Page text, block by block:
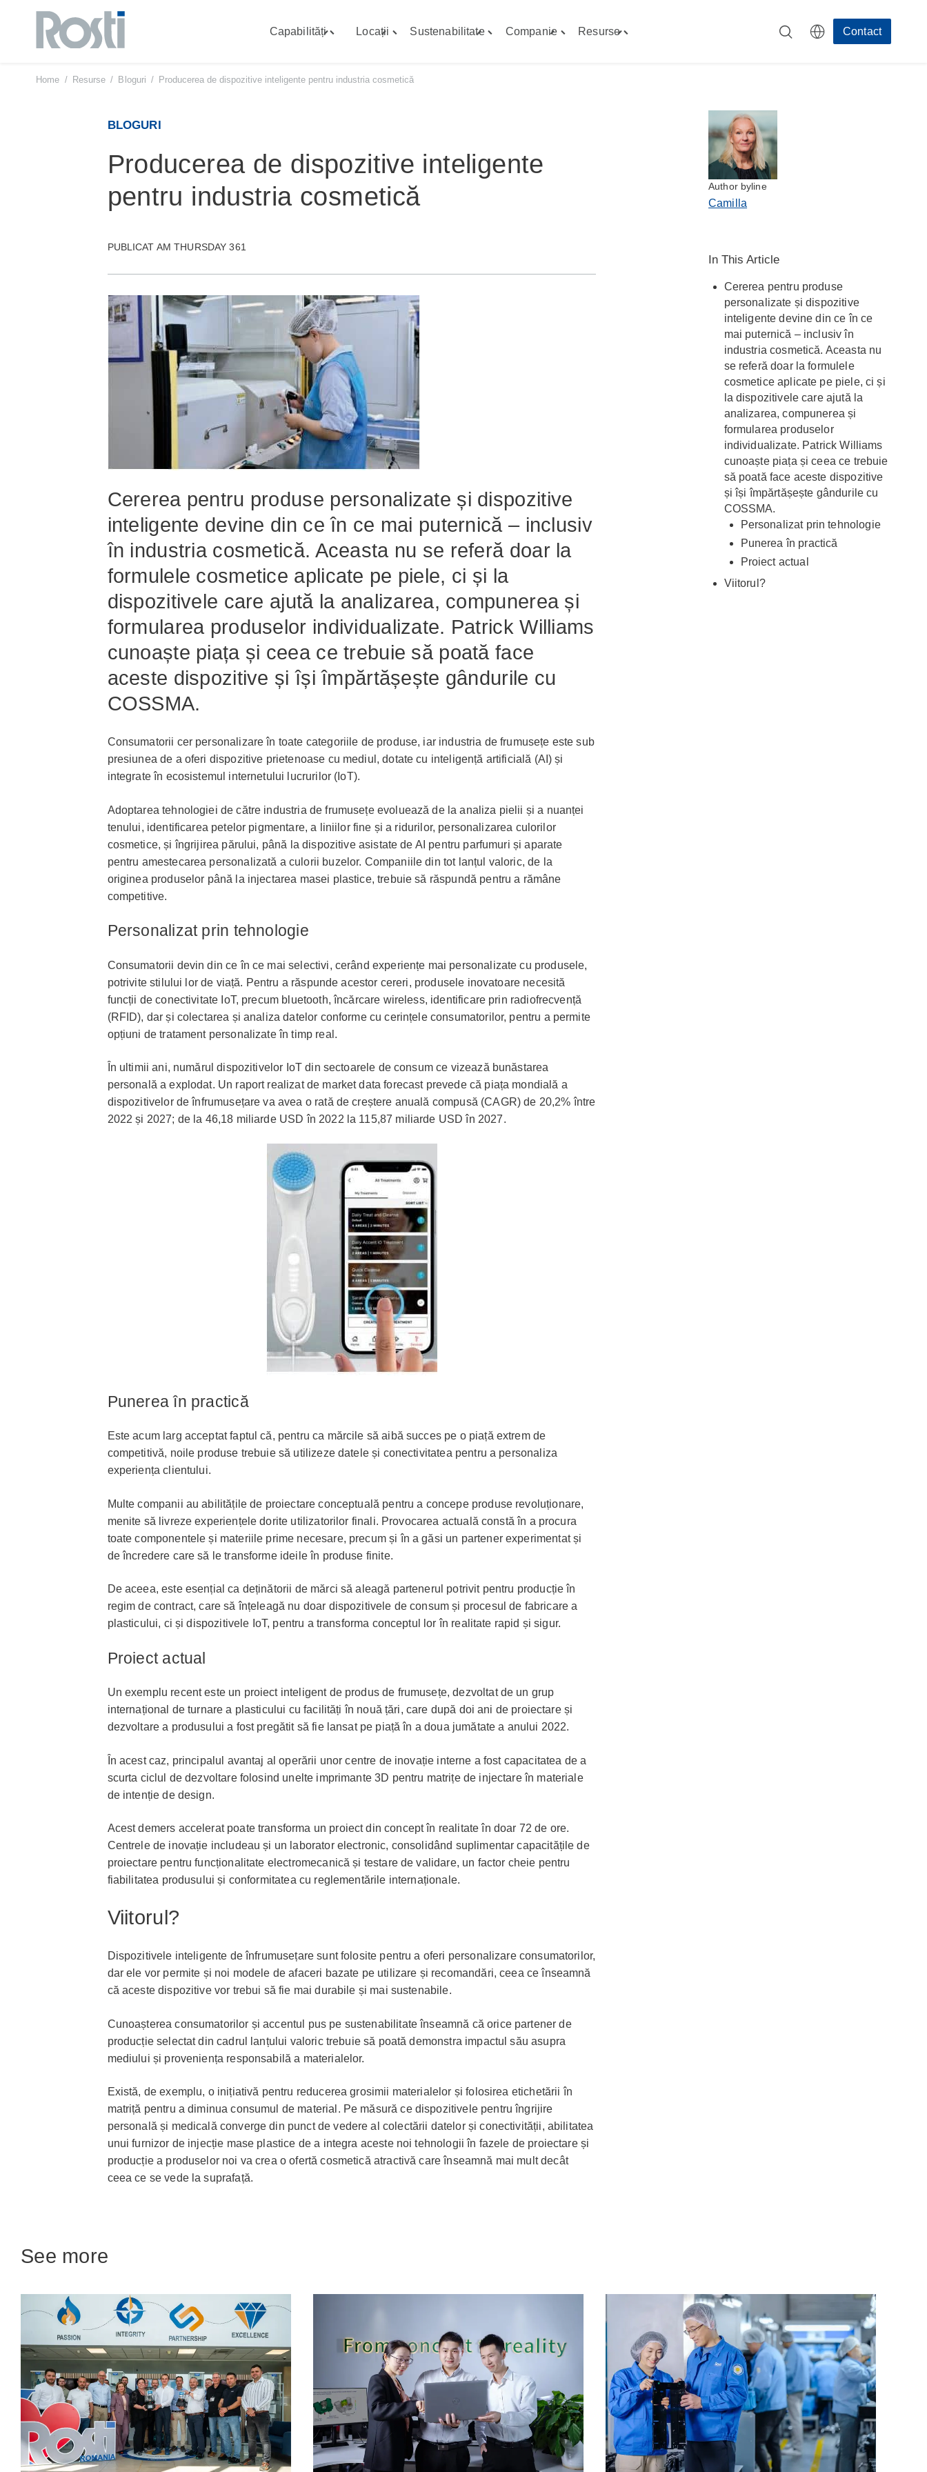
Sari
Capabilități
Toggle
Locații
Toggle
Sustenabilitate
Toggle
Companie
Toggle
Resurse Contact
Home / Resurse / Bloguri / Producerea de dispozitive inteligente pentru industria cosmetică
BLOGURI
Producerea de dispozitive inteligente
pentru industria cosmetică
PUBLICAT AM THURSDAY 361
Cererea pentru produse personalizate și dispozitive
inteligente devine din ce în ce mai puternică – inclusiv
în industria cosmetică. Aceasta nu se referă doar la
formulele cosmetice aplicate pe piele, ci și la
dispozitivele care ajută la analizarea, compunerea și
formularea produselor individualizate. Patrick Williams
cunoaște piața și ceea ce trebuie să poată face
aceste dispozitive și își împărtășește gândurile cu
COSSMA.
Consumatorii cer personalizare în toate categoriile de produse, iar industria de frumusețe este sub
presiunea de a oferi dispozitive prietenoase cu mediul, dotate cu inteligență artificială (AI) și
integrate în ecosistemul internetului lucrurilor (IoT).
Adoptarea tehnologiei de către industria de frumusețe evoluează de la analiza pielii și a nuanței
tenului, identificarea petelor pigmentare, a liniilor fine și a ridurilor, personalizarea culorilor
cosmetice, și îngrijirea părului, până la dispozitive asistate de AI pentru parfumuri și aparate
pentru amestecarea personalizată a culorii buzelor. Companiile din tot lanțul valoric, de la
originea produselor până la injectarea masei plastice, trebuie să răspundă pentru a rămâne
competitive.
Personalizat prin tehnologie
Consumatorii devin din ce în ce mai selectivi, cerând experiențe mai personalizate cu produsele,
potrivite stilului lor de viață. Pentru a răspunde acestor cereri, produsele inovatoare necesită
funcții de conectivitate IoT, precum bluetooth, încărcare wireless, identificare prin radiofrecvență
(RFID), dar și colectarea și analiza datelor conforme cu cerințele consumatorilor, pentru a permite
opțiuni de tratament personalizate în timp real.
În ultimii ani, numărul dispozitivelor IoT din sectoarele de consum ce vizează bunăstarea
personală a explodat. Un raport realizat de market data forecast prevede că piața mondială a
dispozitivelor de înfrumusețare va avea o rată de creștere anuală compusă (CAGR) de 20,2% între
2022 și 2027; de la 46,18 miliarde USD în 2022 la 115,87 miliarde USD în 2027.
Punerea în practică
Este acum larg acceptat faptul că, pentru ca mărcile să aibă succes pe o piață extrem de
competitivă, noile produse trebuie să utilizeze datele și conectivitatea pentru a personaliza
experiența clientului.
Multe companii au abilitățile de proiectare conceptuală pentru a concepe produse revoluționare,
menite să livreze experiențele dorite utilizatorilor finali. Provocarea actuală constă în a procura
toate componentele și materiile prime necesare, precum și în a găsi un partener experimentat și
de încredere care să le transforme ideile în produse finite.
De aceea, este esențial ca deținătorii de mărci să aleagă partenerul potrivit pentru producție în
regim de contract, care să înțeleagă nu doar dispozitivele de consum și procesul de fabricare a
plasticului, ci și dispozitivele IoT, pentru a transforma conceptul lor în realitate rapid și sigur.
Proiect actual
Un exemplu recent este un proiect inteligent de produs de frumusețe, dezvoltat de un grup
internațional de turnare a plasticului cu facilități în nouă țări, care după doi ani de proiectare și
dezvoltare a produsului a fost pregătit să fie lansat pe piață în a doua jumătate a anului 2022.
În acest caz, principalul avantaj al operării unor centre de inovație interne a fost capacitatea de a
scurta ciclul de dezvoltare folosind unelte imprimante 3D pentru matrițe de injectare în materiale
de intenție de design.
Acest demers accelerat poate transforma un proiect din concept în realitate în doar 72 de ore.
Centrele de inovație includeau și un laborator electronic, consolidând suplimentar capacitățile de
proiectare pentru funcționalitate electromecanică și testare de validare, un factor cheie pentru
fiabilitatea produsului și conformitatea cu reglementările internaționale.
Viitorul?
Dispozitivele inteligente de înfrumusețare sunt folosite pentru a oferi personalizare consumatorilor,
dar ele vor permite și noi modele de afaceri bazate pe utilizare și recomandări, ceea ce înseamnă
că aceste dispozitive vor trebui să fie mai durabile și mai sustenabile.
Cunoașterea consumatorilor și accentul pus pe sustenabilitate înseamnă că orice partener de
producție selectat din cadrul lanțului valoric trebuie să poată demonstra impactul său asupra
mediului și proveniența responsabilă a materialelor.
Există, de exemplu, o inițiativă pentru reducerea grosimii materialelor și folosirea etichetării în
matriță pentru a diminua consumul de material. Pe măsură ce dispozitivele pentru îngrijire
personală și medicală converge din punct de vedere al colectării datelor și conectivității, abilitatea
unui furnizor de injecție mase plastice de a integra aceste noi tehnologii în fazele de proiectare și
producție a produselor noi va crea o ofertă cosmetică atractivă care înseamnă mai mult decât
ceea ce se vede la suprafață.
Author byline
Camilla
In This Article
Cererea pentru produse
personalizate și dispozitive
inteligente devine din ce în ce
mai puternică – inclusiv în
industria cosmetică. Aceasta nu
se referă doar la formulele
cosmetice aplicate pe piele, ci și
la dispozitivele care ajută la
analizarea, compunerea și
formularea produselor
individualizate. Patrick Williams
cunoaște piața și ceea ce trebuie
să poată face aceste dispozitive
și își împărtășește gândurile cu
COSSMA.
Personalizat prin tehnologie
Punerea în practică
Proiect actual
Viitorul?
See more